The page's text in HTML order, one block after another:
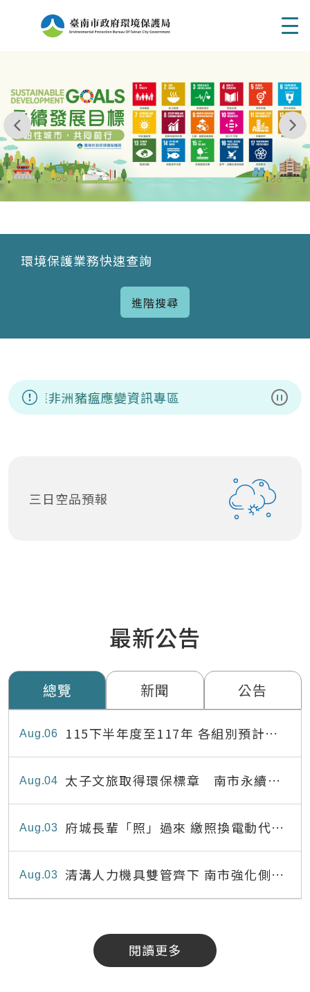
環境保護業務快速查詢
進階搜尋
暫停
因應非洲豬瘟應變資訊專區
三日空品預報
最新公告
總覽 新聞 公告
06
Aug
115下半年度至117年 各組別預計出
缺員額表
04
Aug
太子文旅取得環保標章 南市永續旅
宿達22家
03
Aug
府城長輩「照」過來 繳照換電動代步
最高補助8,000元
03
Aug
清溝人力機具雙管齊下 南市強化側溝
清疏效能
閱讀更多